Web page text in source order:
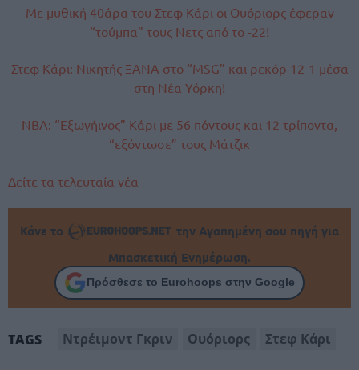
Με μυθική 40άρα του Στεφ Κάρι οι Ουόριορς έφεραν
“τούμπα” τους Νετς από το -22!
Στεφ Κάρι: Νικητής ΞΑΝΑ στο “MSG” και ρεκόρ 12-1 μέσα
στη Νέα Υόρκη!
NBA: “Εξωγήινος” Κάρι με 56 πόντους και 12 τρίποντα,
“εξόντωσε” τους Μάτζικ
Δείτε τα τελευταία νέα
Κάνε το
την Αγαπημένη σου πηγή για
Μπασκετική Ενημέρωση.
Πρόσθεσε το Eurohoops στην Google
TAGS Ντρέιμοντ Γκριν Ουόριορς Στεφ Κάρι